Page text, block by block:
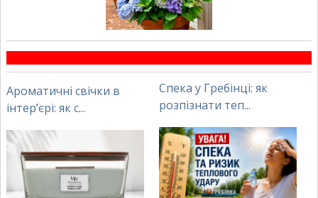
Ароматичні свічки в
інтер’єрі: як с...
Спека у Гребінці: як
розпізнати теп...